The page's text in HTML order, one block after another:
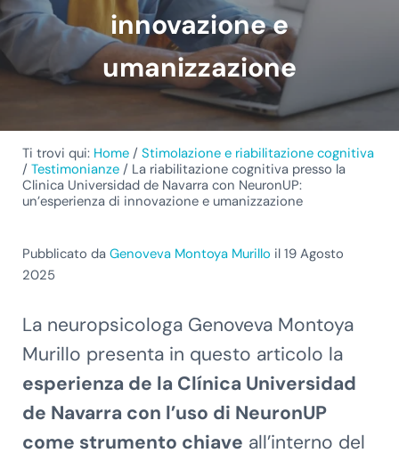
innovazione e
umanizzazione
Ti trovi qui: Home / Stimolazione e riabilitazione cognitiva
/ Testimonianze / La riabilitazione cognitiva presso la
Clinica Universidad de Navarra con NeuronUP:
un’esperienza di innovazione e umanizzazione
Pubblicato da Genoveva Montoya Murillo il 19 Agosto
2025
La neuropsicologa Genoveva Montoya
Murillo presenta in questo articolo la
esperienza de la Clínica Universidad
de Navarra con l’uso di NeuronUP
come strumento chiave all’interno del